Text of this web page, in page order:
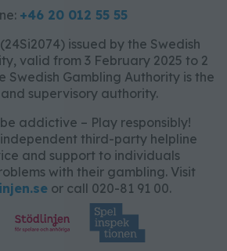
+46 20 012 55 55
issued by the Swedish
valid from 3 February 2025 to 2
Swedish Gambling Authority is the
supervisory authority.
addictive – Play responsibly!
third-party helpline
and support to individuals
with their gambling. Visit
or call 020-81 91 00.